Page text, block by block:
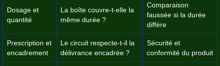
Dosage et
quantité
La boîte couvre-t-elle la
même durée ?
Comparaison
faussée si la durée
diffère
Prescription et
encadrement
Le circuit respecte-t-il la
délivrance encadrée ?
Sécurité et
conformité du produit